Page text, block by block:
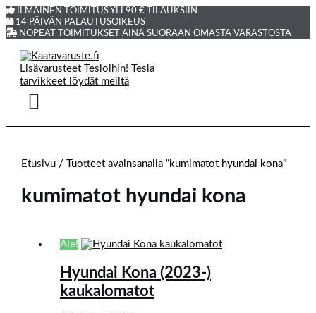
ILMAINEN TOIMITUS YLI 90 € TILAUKSIIN
14 PÄIVÄN PALAUTUSOIKEUS
NOPEAT TOIMITUKSET AINA SUORAAN OMASTA VARASTOSTA
Siirry
sisältöön
Etusivu / Tuotteet avainsanalla “kumimatot hyundai kona”
kumimatot hyundai kona
Ale!
Hyundai Kona (2023-)
kaukalomatot
Alkuperäinen
hinta
oli:
Nykyinen
hinta
on:
Products
search